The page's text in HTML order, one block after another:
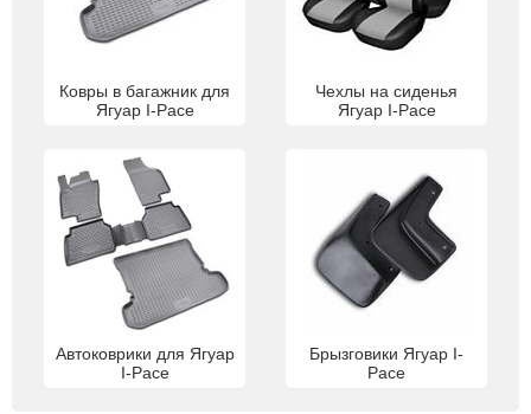
Ковры в багажник для
Ягуар I-Pace
Чехлы на сиденья
Ягуар I-Pace
Автоковрики для Ягуар
I-Pace
Брызговики Ягуар I-
Pace